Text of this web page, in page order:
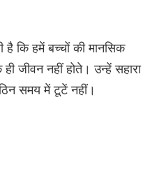
कि हमें बच्चों की मानसिक
जीवन नहीं होते। उन्हें सहारा
समय में टूटें नहीं।